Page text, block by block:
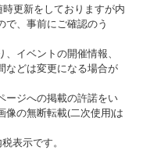
更新をしておりますが内
で、事前にご確認のう
イベントの開催情報、
などは変更になる場合が
ージへの掲載の許諾をい
像の無断転載(二次使用)は
表示です。